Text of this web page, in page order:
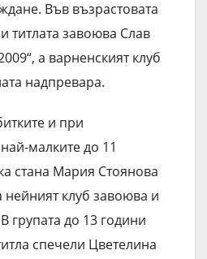
Във възрастовата
титлата завоюва Слав
а варненският клуб
надпревара.
и при
малките до 11
стана Мария Стоянова
нейният клуб завоюва и
групата до 13 години
спечели Цветелина